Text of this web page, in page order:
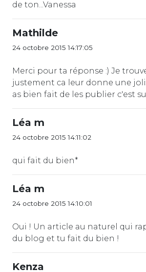
de ton...Vanessa
Mathilde
24 octobre 2015 14:17:05
Merci pour ta réponse :) Je
justement ca leur donne une
as bien fait de les publier c'est
Léa m
24 octobre 2015 14:11:02
qui fait du bien*
Léa m
24 octobre 2015 14:10:01
Oui ! Un article au naturel qui
du blog et tu fait du bien !
Kenza